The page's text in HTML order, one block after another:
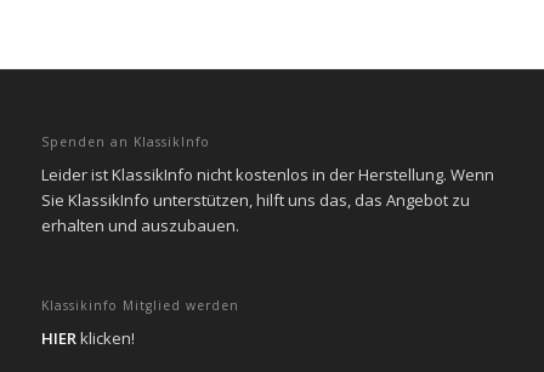
Spenden an KlassikInfo
Leider ist KlassikInfo nicht kostenlos in der Herstellung. Wenn
Sie KlassikInfo unterstützen, hilft uns das, das Angebot zu
erhalten und auszubauen.
Klassikinfo Mitglied werden
HIERklicken!